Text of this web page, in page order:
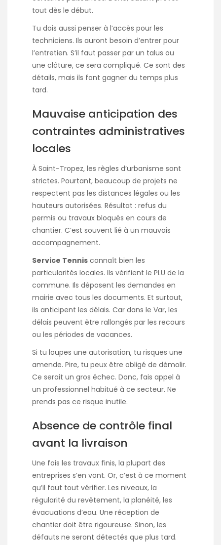
tout dès le début.
Tu dois aussi penser à l’accès pour les
techniciens. Ils auront besoin d’entrer pour
l’entretien. S’il faut passer par un talus ou
une clôture, ce sera compliqué. Ce sont des
détails, mais ils font gagner du temps plus
tard.
Mauvaise anticipation des
contraintes administratives
locales
À Saint-Tropez, les règles d’urbanisme sont
strictes. Pourtant, beaucoup de projets ne
respectent pas les distances légales ou les
hauteurs autorisées. Résultat : refus du
permis ou travaux bloqués en cours de
chantier. C’est souvent lié à un mauvais
accompagnement.
Service Tennis connaît bien les
particularités locales. Ils vérifient le PLU de la
commune. Ils déposent les demandes en
mairie avec tous les documents. Et surtout,
ils anticipent les délais. Car dans le Var, les
délais peuvent être rallongés par les recours
ou les périodes de vacances.
Si tu loupes une autorisation, tu risques une
amende. Pire, tu peux être obligé de démolir.
Ce serait un gros échec. Donc, fais appel à
un professionnel habitué à ce secteur. Ne
prends pas ce risque inutile.
Absence de contrôle final
avant la livraison
Une fois les travaux finis, la plupart des
entreprises s’en vont. Or, c’est à ce moment
qu’il faut tout vérifier. Les niveaux, la
régularité du revêtement, la planéité, les
évacuations d’eau. Une réception de
chantier doit être rigoureuse. Sinon, les
défauts ne seront détectés que plus tard.